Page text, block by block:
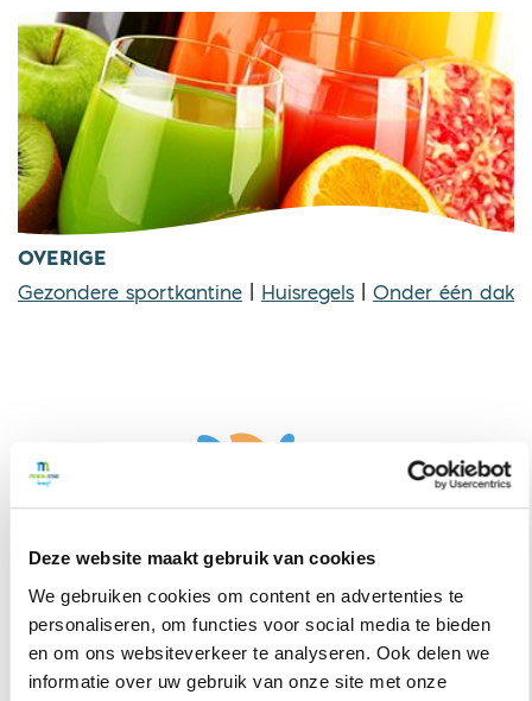
Deze website maakt gebruik van cookies
We gebruiken cookies om content en advertenties te
personaliseren, om functies voor social media te bieden
en om ons websiteverkeer te analyseren. Ook delen we
informatie over uw gebruik van onze site met onze
OVERIGE
Gezondere sportkantine Huisregels Onder één dak
TELEFONISCHE OPENINGSTIJDEN